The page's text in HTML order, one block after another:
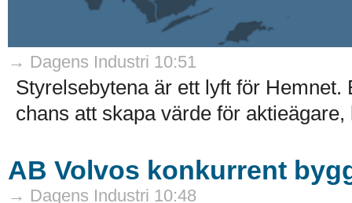
→ Dagens Industri 10:51
Styrelsebytena är ett lyft för
chans att skapa värde för
AB Volvos konkurrent
→ Dagens Industri 10:48